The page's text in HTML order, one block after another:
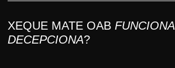
XEQUE MATE OABFUNCIONA
DECEPCIONA?